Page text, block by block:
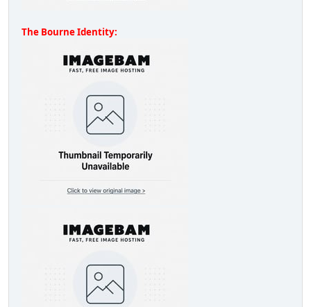
The Bourne Identity: